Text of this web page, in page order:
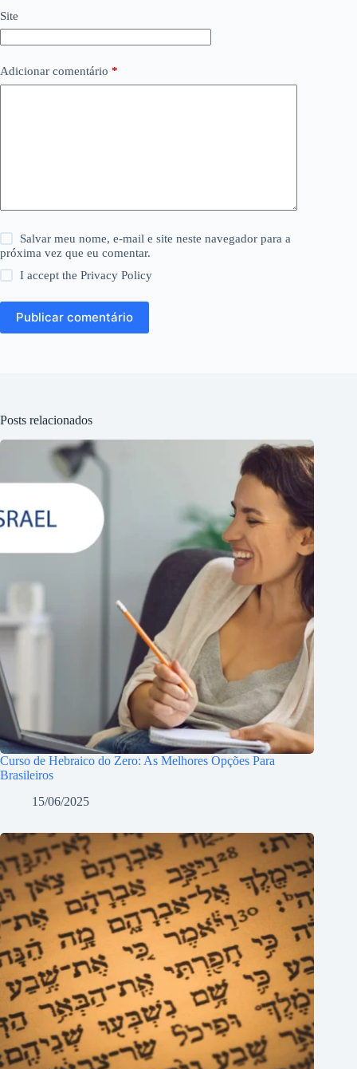
Site
Adicionar comentário *
Salvar meu nome, e-mail e site neste navegador para a
próxima vez que eu comentar.
I accept thePrivacy Policy
Publicar comentário
Posts relacionados
Curso de Hebraico do Zero: As Melhores Opções Para
Brasileiros
15/06/2025